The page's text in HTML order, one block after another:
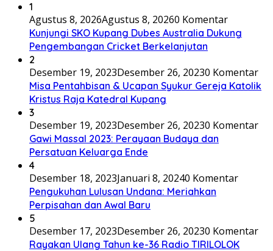
1
Agustus 8, 2026Agustus 8, 20260 Komentar
Kunjungi SKO Kupang Dubes Australia Dukung
Pengembangan Cricket Berkelanjutan
2
Desember 19, 2023Desember 26, 20230 Komentar
Misa Pentahbisan & Ucapan Syukur Gereja Katolik
Kristus Raja Katedral Kupang
3
Desember 19, 2023Desember 26, 20230 Komentar
Gawi Massal 2023: Perayaan Budaya dan
Persatuan Keluarga Ende
4
Desember 18, 2023Januari 8, 20240 Komentar
Pengukuhan Lulusan Undana: Meriahkan
Perpisahan dan Awal Baru
5
Desember 17, 2023Desember 26, 20230 Komentar
Rayakan Ulang Tahun ke-36 Radio TIRILOLOK